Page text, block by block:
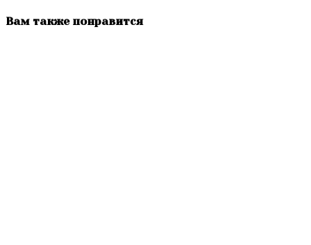
Вам также понравится